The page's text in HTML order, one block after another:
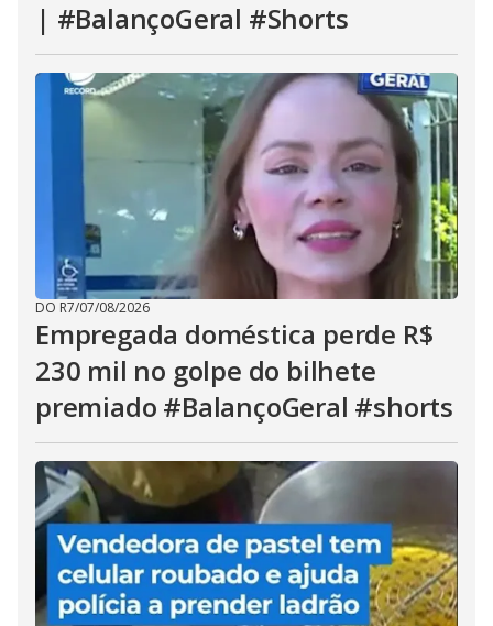
| #BalançoGeral #Shorts
DO R7/07/08/2026
Empregada doméstica perde R$
230 mil no golpe do bilhete
premiado #BalançoGeral #shorts